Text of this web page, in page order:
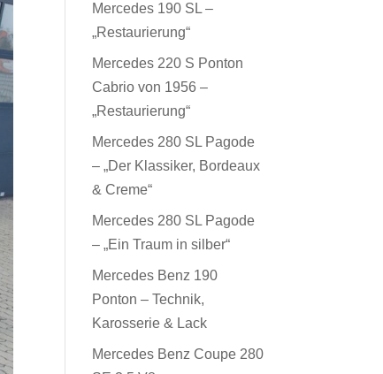
Mercedes 190 SL –
„Restaurierung“
Mercedes 220 S Ponton
Cabrio von 1956 –
„Restaurierung“
Mercedes 280 SL Pagode
– „Der Klassiker, Bordeaux
& Creme“
Mercedes 280 SL Pagode
– „Ein Traum in silber“
Mercedes Benz 190
Ponton – Technik,
Karosserie & Lack
Mercedes Benz Coupe 280